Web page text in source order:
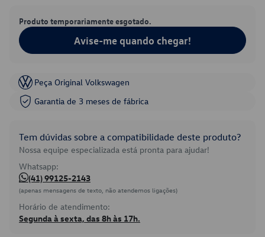
Produto temporariamente esgotado.
Avise-me quando chegar!
Peça Original Volkswagen
Garantia de 3 meses de fábrica
Tem dúvidas sobre a compatibilidade deste produto?
Nossa equipe especializada está pronta para ajudar!
Whatsapp:
(41) 99125-2143
(apenas mensagens de texto, não atendemos ligações)
Horário de atendimento:
Segunda à sexta, das 8h às 17h.